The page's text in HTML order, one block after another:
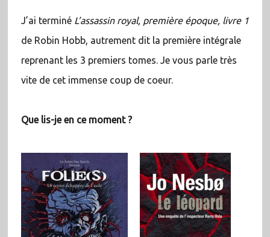
J’ai terminé L’assassin royal, première époque, livre 1
de Robin Hobb, autrement dit la première intégrale
reprenant les 3 premiers tomes. Je vous parle très
vite de cet immense coup de coeur.
Que lis-je en ce moment ?